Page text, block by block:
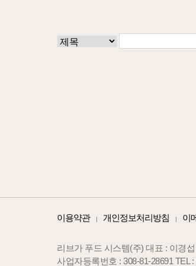
이용약관 | 개인정보처리방침 | 이
리브가 푸드 시스템(주) 대표 : 이경섭
사업자등록번호 : 308-81-28691 TEL